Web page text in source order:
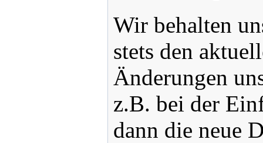
Wir behalten
stets den
Änderungen
z.B. bei der
dann die neue